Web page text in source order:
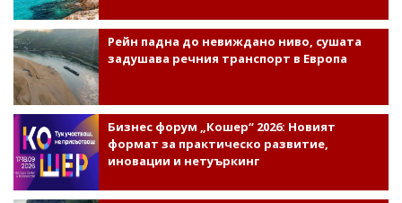
Рейн падна до невиждано ниво, сушата
задушава речния транспорт в Европа
Бизнес форум „Кошер“ 2026: Новият
формат за практическо развитие,
иновации и нетуъркинг